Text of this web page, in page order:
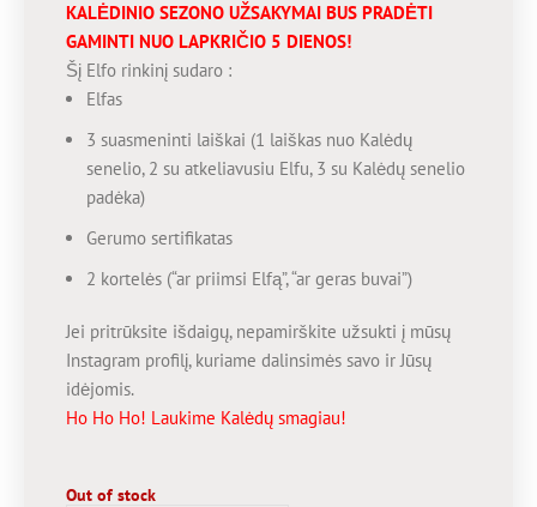
KALĖDINIO SEZONO UŽSAKYMAI BUS PRADĖTI
GAMINTI NUO LAPKRIČIO 5 DIENOS!
Šį Elfo rinkinį sudaro :
Elfas
3 suasmeninti laiškai (1 laiškas nuo Kalėdų
senelio, 2 su atkeliavusiu Elfu, 3 su Kalėdų senelio
padėka)
Gerumo sertifikatas
2 kortelės (“ar priimsi Elfą”, “ar geras buvai”)
Jei pritrūksite išdaigų, nepamirškite užsukti į mūsų
Instagram profilį, kuriame dalinsimės savo ir Jūsų
idėjomis.
Ho Ho Ho! Laukime Kalėdų smagiau!
Out of stock